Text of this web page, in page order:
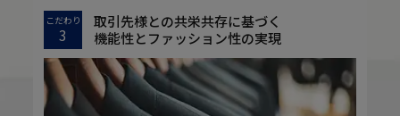
こだわり
3
取引先様との共栄共存に基づく
機能性とファッション性の実現